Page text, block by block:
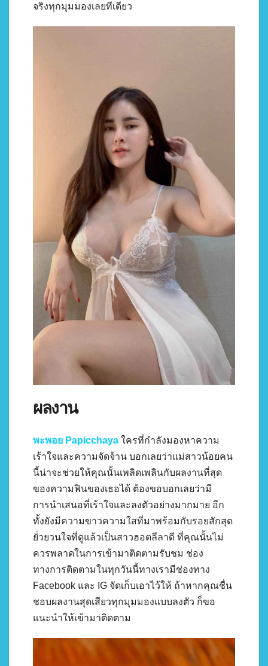
จริงทุกมุมมองเลยทีเดียว
ผลงาน
พะพอย Papicchaya ใครที่กำลังมองหาความ
เร้าใจและความจัดจ้าน บอกเลยว่าแม่สาวน้อยคน
นี้น่าจะช่วยให้คุณนั้นเพลิดเพลินกับผลงานที่สุด
ของความฟินของเธอได้ ต้องขอบอกเลยว่ามี
การนำเสนอที่เร้าใจและลงตัวอย่างมากมาย อีก
ทั้งยังมีความขาวความใสที่มาพร้อมกับรอยสักสุด
ยั่วยวนใจที่ดูแล้วเป็นสาวฮอตลีลาดี ที่คุณนั้นไม่
ควรพลาดในการเข้ามาติดตามรับชม ช่อง
ทางการติดตามในทุกวันนี้ทางเรามีช่องทาง
Facebook และ IG จัดเก็บเอาไว้ให้ ถ้าหากคุณชื่น
ชอบผลงานสุดเสียวทุกมุมมองแบบลงตัว ก็ขอ
แนะนำให้เข้ามาติดตาม